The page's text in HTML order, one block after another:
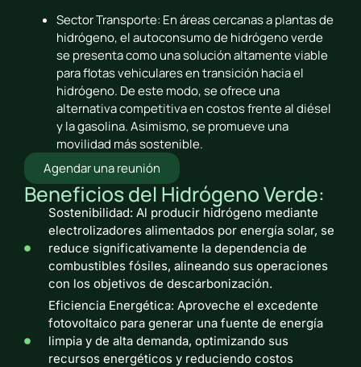
Sector Transporte: En áreas cercanas a plantas de
hidrógeno, el autoconsumo de hidrógeno verde
se presenta como una solución altamente viable
para flotas vehiculares en transición hacia el
hidrógeno. De este modo, se ofrece una
alternativa competitiva en costos frente al diésel
y la gasolina. Asimismo, se promueve una
movilidad más sostenible.
Agendar una reunión
Beneficios del Hidrógeno Verde:
Sostenibilidad: Al producir hidrógeno mediante
electrolizadores alimentados por energía solar, se
reduce significativamente la dependencia de
combustibles fósiles, alineando sus operaciones
con los objetivos de descarbonización.
Eficiencia Energética: Aproveche el excedente
fotovoltaico para generar una fuente de energía
limpia y de alta demanda, optimizando sus
recursos energéticos y reduciendo costos